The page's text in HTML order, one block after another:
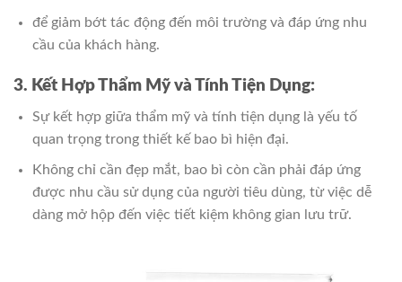
để giảm bớt tác động đến môi trường và đáp ứng nhu
cầu của khách hàng.
3. Kết Hợp Thẩm Mỹ và Tính Tiện Dụng:
Sự kết hợp giữa thẩm mỹ và tính tiện dụng là yếu tố
quan trọng trong thiết kế bao bì hiện đại.
Không chỉ cần đẹp mắt, bao bì còn cần phải đáp ứng
được nhu cầu sử dụng của người tiêu dùng, từ việc dễ
dàng mở hộp đến việc tiết kiệm không gian lưu trữ.